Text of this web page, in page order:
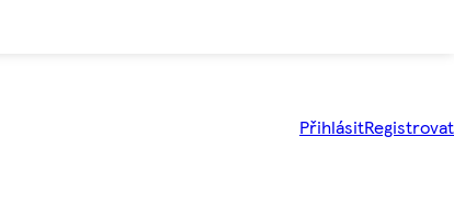
PřihlásitRegistrovat